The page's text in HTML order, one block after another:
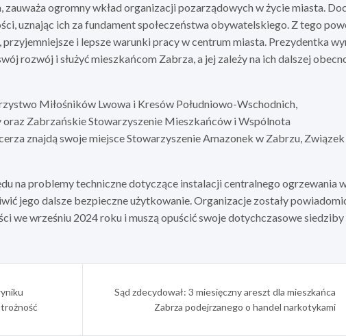
ogromny wkład organizacji pozarządowych w życie miasta.
uznając ich za fundament społeczeństwa obywatelskiego. Z tego
i lepsze warunki pracy w centrum miasta. Prezydentka
rozwój i służyć mieszkańcom Zabrza, a jej zależy na ich dalszej
Miłośników Lwowa i Kresów Południowo-Wschodnich,
Zabrzańskie Stowarzyszenie Mieszkańców i Wspólnota
znajdą swoje miejsce Stowarzyszenie Amazonek w Zabrzu, Związek
na problemy techniczne dotyczące instalacji centralnego ogrzewania
jego dalsze bezpieczne użytkowanie. Organizacje zostały
we wrześniu 2024 roku i muszą opuścić swoje dotychczasowe siedziby
Sąd zdecydował: 3 miesięczny areszt dla mieszkańca
Zabrza podejrzanego o handel narkotykami